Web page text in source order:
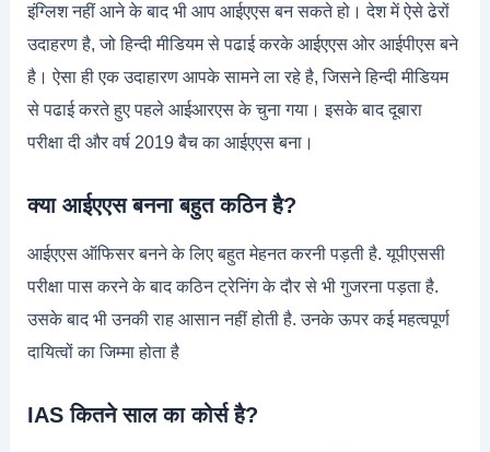
इंग्लिश नहीं आने के बाद भी आप आईएएस बन सकते हो। देश में ऐसे ढेरों
उदाहरण है, जो हिन्‍दी मीडियम से पढाई करके आईएएस ओर आईपीएस बने
है। ऐसा ही एक उदाहारण आपके सामने ला रहे है, जिसने हिन्‍दी मीडियम
से पढाई करते हुए पहले आईआरएस के चुना गया। इसके बाद दूबारा
परीक्षा दी और वर्ष 2019 बैच का आईएएस बना।
क्या आईएएस बनना बहुत कठिन है?
आईएएस ऑफिसर बनने के लिए बहुत मेहनत करनी पड़ती है. यूपीएससी
परीक्षा पास करने के बाद कठिन ट्रेनिंग के दौर से भी गुजरना पड़ता है.
उसके बाद भी उनकी राह आसान नहीं होती है. उनके ऊपर कई महत्वपूर्ण
दायित्वों का जिम्मा होता है
IAS कितने साल का कोर्स है?